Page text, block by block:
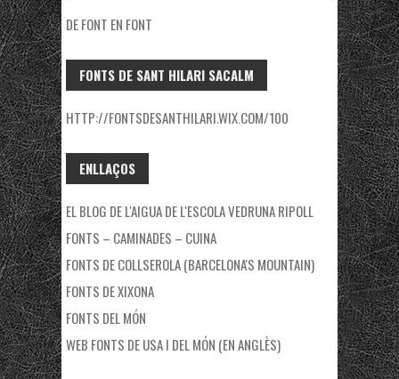
DE FONT EN FONT
FONTS DE SANT HILARI SACALM
HTTP://FONTSDESANTHILARI.WIX.COM/100
ENLLAÇOS
EL BLOG DE L'AIGUA DE L'ESCOLA VEDRUNA RIPOLL
FONTS – CAMINADES – CUINA
FONTS DE COLLSEROLA (BARCELONA'S MOUNTAIN)
FONTS DE XIXONA
FONTS DEL MÓN
WEB FONTS DE USA I DEL MÓN (EN ANGLÈS)